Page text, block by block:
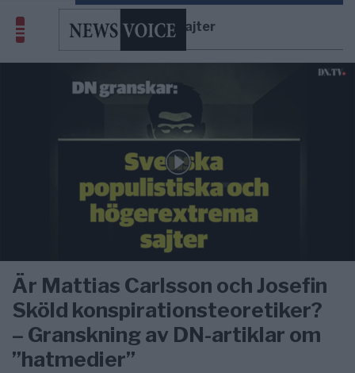
högersajter
Är Mattias Carlsson och Josefin
Sköld konspirationsteoretiker?
– Granskning av DN-artiklar om
”hatmedier”